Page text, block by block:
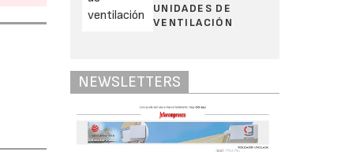
UNIDADES DE
VENTILACIÓN
NEWSLETTERS